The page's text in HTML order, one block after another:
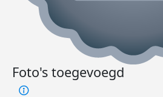
Foto's toegevoegd